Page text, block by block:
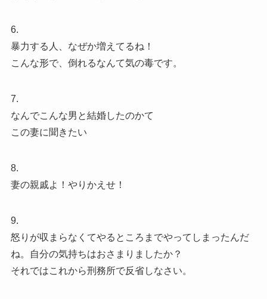
6.
暴力する人、なぜか増えてるね！
こんな形で、倒れるなんて気の毒です。
7.
なんでこんな男と結婚したのかて
この妻に聞きたい
8.
妻の親戚よ！やりかえせ！
9.
怒りが収まらなくてやるところまでやってしまったんだ
ね。自分の気持ちはおさまりましたか？
それではこれから刑務所で反省しなさい。